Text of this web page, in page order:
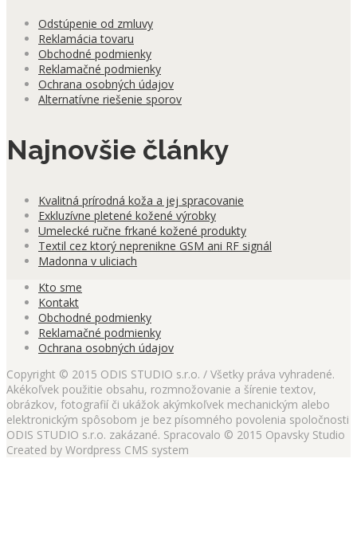
Odstúpenie od zmluvy
Reklamácia tovaru
Obchodné podmienky
Reklamačné podmienky
Ochrana osobných údajov
Alternatívne riešenie sporov
Najnovšie články
Kvalitná prírodná koža a jej spracovanie
Exkluzívne pletené kožené výrobky
Umelecké ručne frkané kožené produkty
Textil cez ktorý neprenikne GSM ani RF signál
Madonna v uliciach
Kto sme
Kontakt
Obchodné podmienky
Reklamačné podmienky
Ochrana osobných údajov
Copyright © 2015 ODIS STUDIO s.r.o. / Všetky práva vyhradené.
Akékoľvek použitie obsahu, rozmnožovanie a šírenie textov,
obrázkov, fotografií či ukážok akýmkoľvek mechanickým alebo
elektronickým spôsobom je bez písomného povolenia spoločnosti
ODIS STUDIO s.r.o. zakázané. Spracovalo © 2015 Opavsky Studio
Created by Wordpress CMS system